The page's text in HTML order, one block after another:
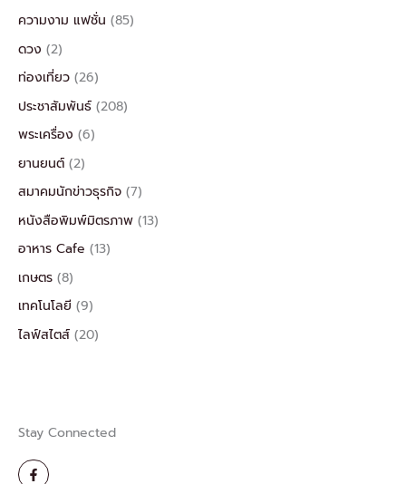
ความงาม แฟชั่น (85)
ดวง (2)
ท่องเที่ยว (26)
ประชาสัมพันธ์ (208)
พระเครื่อง (6)
ยานยนต์ (2)
สมาคมนักข่าวธุรกิจ (7)
หนังสือพิมพ์มิตรภาพ (13)
อาหาร Cafe (13)
เกษตร (8)
เทคโนโลยี (9)
ไลฟ์สไตส์ (20)
Stay Connected
F
a